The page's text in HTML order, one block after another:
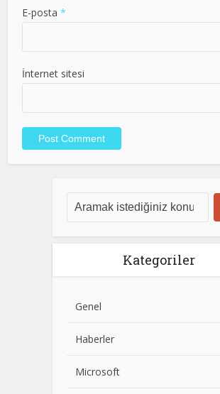
E-posta*
İnternet sitesi
Kategoriler
Genel
Haberler
Microsoft